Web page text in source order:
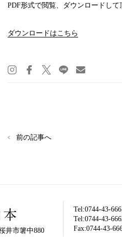
PDF形式で閲覧、ダウンロードして
ダウンロードはこちら
前の記事へ
井市箸中880
Tel:0744-43-
Tel:0744-43-
Fax:0744-43-